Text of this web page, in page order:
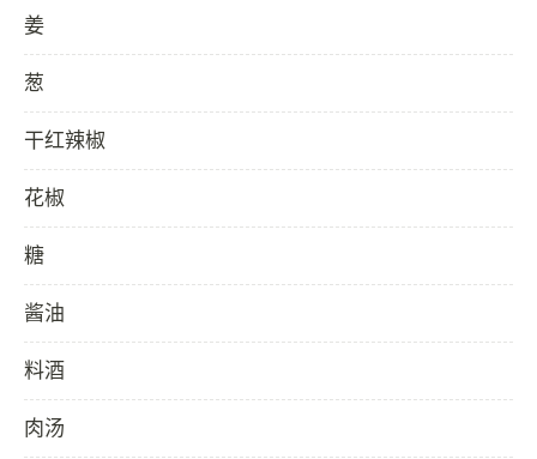
姜
葱
干红辣椒
花椒
糖
酱油
料酒
肉汤